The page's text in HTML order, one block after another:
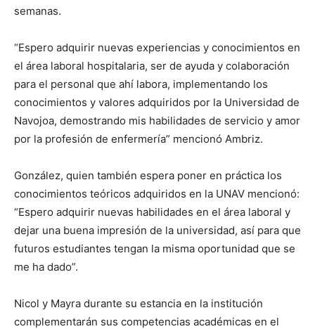
semanas.
“Espero adquirir nuevas experiencias y conocimientos en
el área laboral hospitalaria, ser de ayuda y colaboración
para el personal que ahí labora, implementando los
conocimientos y valores adquiridos por la Universidad de
Navojoa, demostrando mis habilidades de servicio y amor
por la profesión de enfermería” mencionó Ambriz.
González, quien también espera poner en práctica los
conocimientos teóricos adquiridos en la UNAV mencionó:
“Espero adquirir nuevas habilidades en el área laboral y
dejar una buena impresión de la universidad, así para que
futuros estudiantes tengan la misma oportunidad que se
me ha dado”.
Nicol y Mayra durante su estancia en la institución
complementarán sus competencias académicas en el